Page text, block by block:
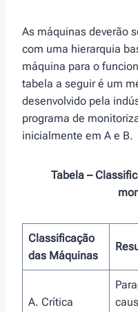
As máquinas deverão
com uma hierarquia
máquina para o
tabela a seguir é um
desenvolvido pela
programa de
inicialmente em A e B.
Tabela –
Classificação
das Máquinas
A. Crítica